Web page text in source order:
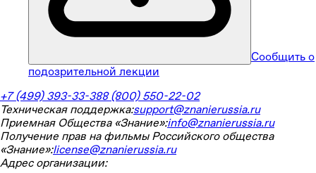
Сообщить о
подозрительной лекции
+7 (499) 393-33-388 (800) 550-22-02
Техническая поддержка:support@znanierussia.ru
Приемная Общества «Знание»:info@znanierussia.ru
Получение прав на фильмы Российского общества
«Знание»:license@znanierussia.ru
Адрес организации: